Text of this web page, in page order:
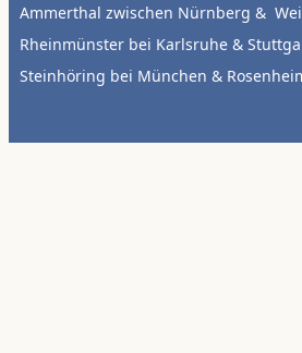
Ammerthal zwischen Nürnberg &
Rheinmünster bei Karlsruhe &
Steinhöring bei München &